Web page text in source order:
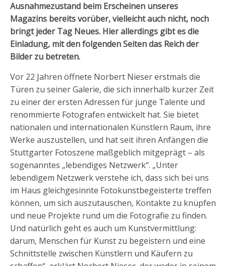
Ausnahmezustand beim Erscheinen unseres
Magazins bereits vorüber, vielleicht auch nicht, noch
bringt jeder Tag Neues. Hier allerdings gibt es die
Einladung, mit den folgenden Seiten das Reich der
Bilder zu betreten.
Vor 22 Jahren öffnete Norbert Nieser erstmals die
Türen zu seiner Galerie, die sich innerhalb kurzer Zeit
zu einer der ersten Adressen für junge Talente und
renommierte Fotografen entwickelt hat. Sie bietet
nationalen und internationalen Künstlern Raum, ihre
Werke auszustellen, und hat seit ihren Anfängen die
Stuttgarter Fotoszene maßgeblich mitgeprägt – als
sogenanntes „lebendiges Netzwerk“. „Unter
lebendigem Netzwerk verstehe ich, dass sich bei uns
im Haus gleichgesinnte Fotokunstbegeisterte treffen
können, um sich auszutauschen, Kontakte zu knüpfen
und neue Projekte rund um die Fotografie zu finden.
Und natürlich geht es auch um Kunstvermittlung:
darum, Menschen für Kunst zu begeistern und eine
Schnittstelle zwischen Künstlern und Käufern zu